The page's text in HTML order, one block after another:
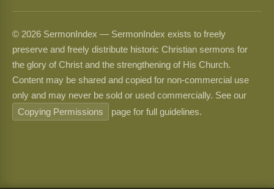
© 2026 SermonIndex — SermonIndex exists to freely
preserve and freely distribute historic Christian sermons for
the glory of Christ and the strengthening of His Church.
Content may be shared and copied for non-commercial use
only and may never be sold or used commercially. See our
Copying Permissions
page for full guidelines.